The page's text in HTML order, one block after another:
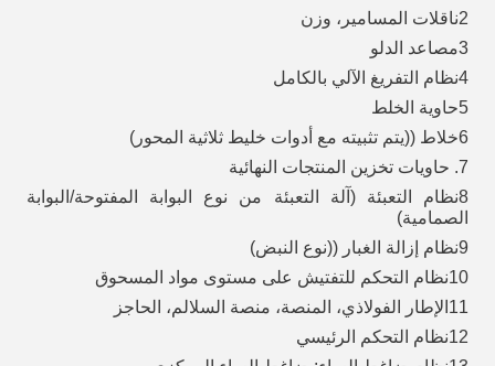
2ناقلات المسامير، وزن
3مصاعد الدلو
4نظام التفريغ الآلي بالكامل
5حاوية الخلط
6خلاط ((يتم تثبيته مع أدوات خليط ثلاثية المحور)
7. حاويات تخزين المنتجات النهائية
8نظام التعبئة (آلة التعبئة من نوع البوابة المفتوحة/البوابة
الصمامية)
9نظام إزالة الغبار ((نوع النبض)
10نظام التحكم للتفتيش على مستوى مواد المسحوق
11الإطار الفولاذي، المنصة، منصة السلالم، الحاجز
12نظام التحكم الرئيسي